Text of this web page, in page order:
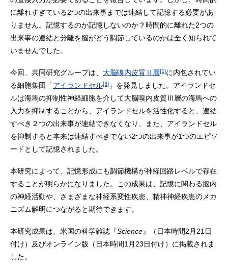
に離れすぎている2つの出来事までは連結して記憶する必要があ
りません。記憶するのか記憶しないのか？時間的に離れた2つの
出来事の連結と分離を脳がどう調節しているのかは全く知られて
いませんでした。
今回、共同研究グループは、 大脳嗅内皮質Ⅱ層[1]に内包されてい
る細胞集団「アイランドセル[3] 」を発見しました。アイランドセ
ルは海馬の抑制性神経細胞を介して大脳嗅内皮質Ⅲ層の海馬への
入力を抑制することから、アイランドセルを活性化すると、連結
すべき２つの出来事が連結できなくなり、また、アイランドセル
を抑制すると本来は連結すべきでない2つの出来事が1つのエピソ
ードとして記憶されました。
本研究によって、記憶形成にも調節機構が神経回路レベルで存在
することが明らかになりました。この成果は、記憶に関わる脳内
の神経活動や、さまざまな神経系変性疾患、精神神経疾患のメカ
ニズム解明につながると期待できます。
本研究成果は、米国の科学雑誌『Science』（日本時間2月21日
付け）及びオンライン版（日本時間1月23日付け）に掲載されま
した。